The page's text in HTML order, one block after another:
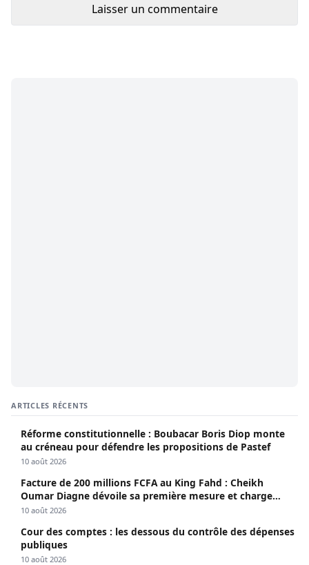
ARTICLES RÉCENTS
Réforme constitutionnelle : Boubacar Boris Diop monte
au créneau pour défendre les propositions de Pastef
10 août 2026
Facture de 200 millions FCFA au King Fahd : Cheikh
Oumar Diagne dévoile sa première mesure et charge
Diomaye et Cie
10 août 2026
Cour des comptes : les dessous du contrôle des dépenses
publiques
10 août 2026